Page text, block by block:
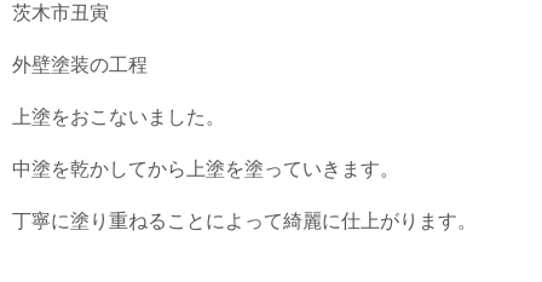
茨木市丑寅
外壁塗装の工程
上塗をおこないました。
中塗を乾かしてから上塗を塗っていきます。
丁寧に塗り重ねることによって綺麗に仕上がります。